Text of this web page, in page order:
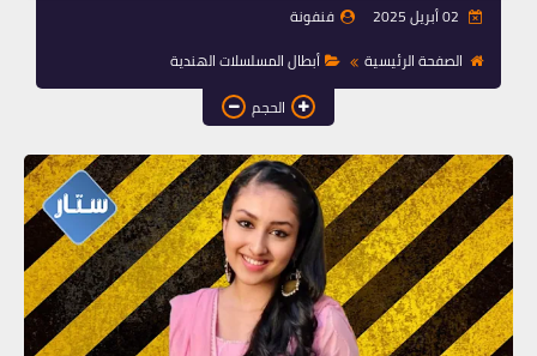
فنفونة
الصفحة الرئيسية
أبطال المسلسلات الهندية
الحجم